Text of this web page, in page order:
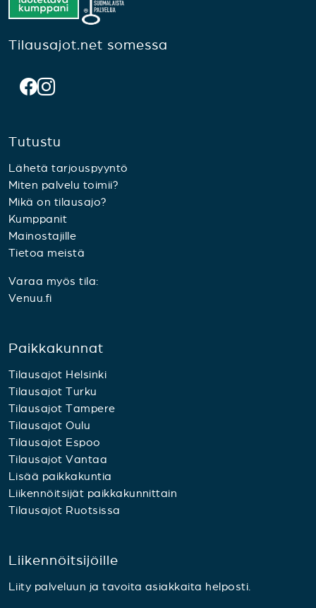
Tilausajot.net somessa
Tutustu
Lähetä tarjouspyyntö
Miten palvelu toimii?
Mikä on tilausajo?
Kumppanit
Mainostajille
Tietoa meistä
Varaa myös tila:
Venuu.fi
Paikkakunnat
Tilausajot Helsinki
Tilausajot Turku
Tilausajot Tampere
Tilausajot Oulu
Tilausajot Espoo
Tilausajot Vantaa
Lisää paikkakuntia
Liikennöitsijät paikkakunnittain
Tilausajot Ruotsissa
Liikennöitsijöille
Liity palveluun ja tavoita asiakkaita helposti.